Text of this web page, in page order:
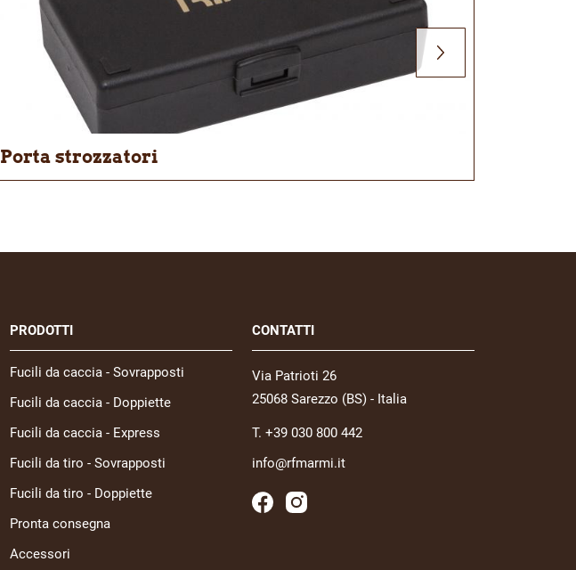
Porta strozzatori
PRODOTTI
Fucili da caccia - Sovrapposti
Fucili da caccia - Doppiette
Fucili da caccia - Express
Fucili da tiro - Sovrapposti
Fucili da tiro - Doppiette
Pronta consegna
Accessori
CONTATTI
Via Patrioti 26
25068 Sarezzo (BS) - Italia
T. +39 030 800 442
info@rfmarmi.it